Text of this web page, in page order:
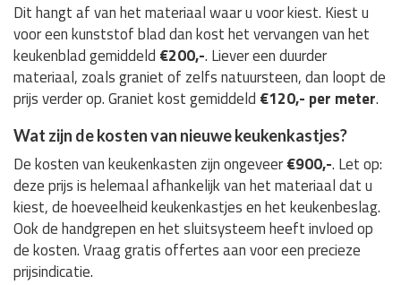
Dit hangt af van het materiaal waar u voor kiest. Kiest u
voor een kunststof blad dan kost het vervangen van het
keukenblad gemiddeld €200,-. Liever een duurder
materiaal, zoals graniet of zelfs natuursteen, dan loopt de
prijs verder op. Graniet kost gemiddeld €120,- per meter.
Wat zijn de kosten van nieuwe keukenkastjes?
De kosten van keukenkasten zijn ongeveer€900,-. Let op:
deze prijs is helemaal afhankelijk van het materiaal dat u
kiest, de hoeveelheid keukenkastjes en het keukenbeslag.
Ook de handgrepen en het sluitsysteem heeft invloed op
de kosten. Vraag gratis offertes aan voor een precieze
prijsindicatie.